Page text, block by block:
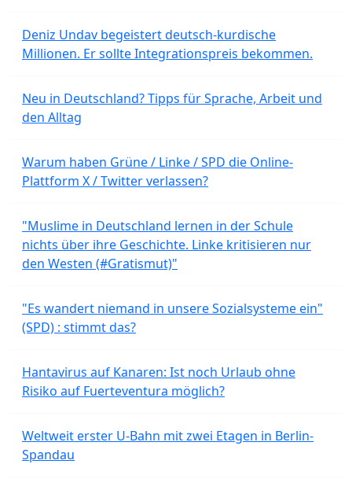
Deniz Undav begeistert deutsch-kurdische
Millionen. Er sollte Integrationspreis bekommen.
Neu in Deutschland? Tipps für Sprache, Arbeit und
den Alltag
Warum haben Grüne / Linke / SPD die Online-
Plattform X / Twitter verlassen?
"Muslime in Deutschland lernen in der Schule
nichts über ihre Geschichte. Linke kritisieren nur
den Westen (#Gratismut)"
"Es wandert niemand in unsere Sozialsysteme ein"
(SPD) : stimmt das?
Hantavirus auf Kanaren: Ist noch Urlaub ohne
Risiko auf Fuerteventura möglich?
Weltweit erster U-Bahn mit zwei Etagen in Berlin-
Spandau